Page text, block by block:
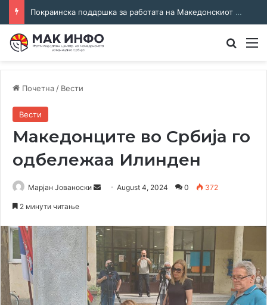
Покраинска поддршка за работата на Македонскиот национален совет: потпишан договор за суфинансирање на активностите
Почетна / Вести
Вести
Македонците во Србија го
одбележаа Илинден
Марјан Јованоски
Send August 4, 2024 0 372
2 минути читање